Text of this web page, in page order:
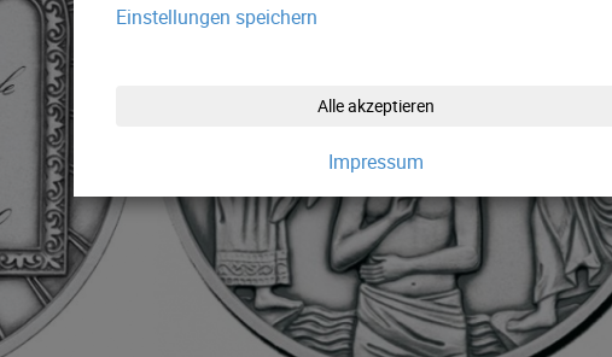
Einstellungen speichern
Alle akzeptieren
Impressum